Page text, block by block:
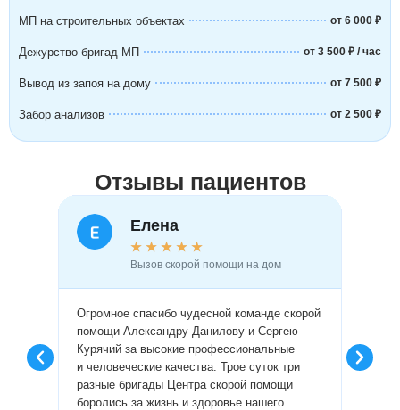
МП на строительных объектах от 6 000 ₽
Дежурство бригад МП от 3 500 ₽ / час
Вывод из запоя на дому от 7 500 ₽
Забор анализов от 2 500 ₽
Отзывы пациентов
Елена
★ ★ ★ ★ ★
Вызов скорой помощи на дом
Огромное спасибо чудесной команде скорой
помощи Александру Данилову и Сергею
Курячий за высокие профессиональные
и человеческие качества. Трое суток три
разные бригады Центра скорой помощи
боролись за жизнь и здоровье нашего